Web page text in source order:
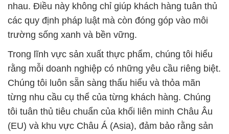
nhau. Điều này không chỉ giúp khách hàng tuân thủ
các quy định pháp luật mà còn đóng góp vào môi
trường sống xanh và bền vững.
Trong lĩnh vực sản xuất thực phẩm, chúng tôi hiểu
rằng mỗi doanh nghiệp có những yêu cầu riêng biệt.
Chúng tôi luôn sẵn sàng thấu hiểu và thỏa mãn
từng nhu cầu cụ thể của từng khách hàng. Chúng
tôi tuân thủ tiêu chuẩn của khối liên minh Châu Âu
(EU) và khu vực Châu Á (Asia), đảm bảo rằng sản